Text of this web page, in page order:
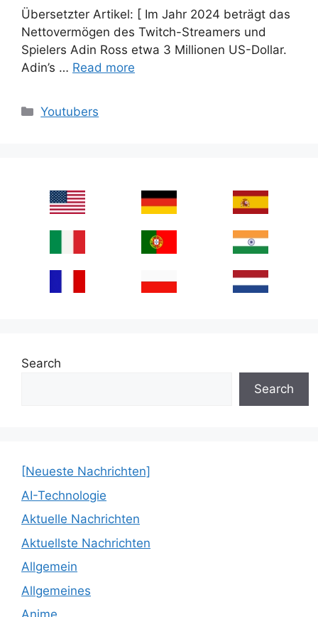
Übersetzter Artikel: [ Im Jahr 2024 beträgt das
Nettovermögen des Twitch-Streamers und
Spielers Adin Ross etwa 3 Millionen US-Dollar.
Adin’s … Read more
Categories
Youtubers
Search
Search
[Neueste Nachrichten]
AI-Technologie
Aktuelle Nachrichten
Aktuellste Nachrichten
Allgemein
Allgemeines